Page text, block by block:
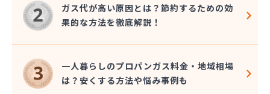
ガス代が高い原因とは？節約するための効
果的な方法を徹底解説！
一人暮らしのプロパンガス料金・地域相場
は？安くする方法や悩み事例も